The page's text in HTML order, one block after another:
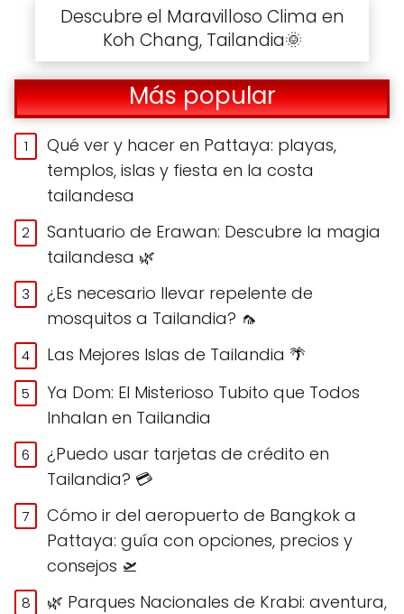
Descubre el Maravilloso Clima en
Koh Chang, Tailandia🌞
Más popular
Qué ver y hacer en Pattaya: playas,
templos, islas y fiesta en la costa
tailandesa
Santuario de Erawan: Descubre la magia
tailandesa 🌿
¿Es necesario llevar repelente de
mosquitos a Tailandia? 🦟
Las Mejores Islas de Tailandia 🌴
Ya Dom: El Misterioso Tubito que Todos
Inhalan en Tailandia
¿Puedo usar tarjetas de crédito en
Tailandia? 💳
Cómo ir del aeropuerto de Bangkok a
Pattaya: guía con opciones, precios y
consejos 🛫
🌿 Parques Nacionales de Krabi: aventura,